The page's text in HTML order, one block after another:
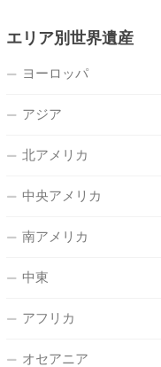
エリア別世界遺産
ヨーロッパ
アジア
北アメリカ
中央アメリカ
南アメリカ
中東
アフリカ
オセアニア